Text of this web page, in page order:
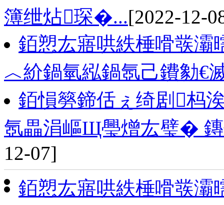
簿绁炶琛�...[2022-12-
銆愬厷寤哄紩棰嗗彂灞
︿紒鍋氫紭鍋氬己鐨勨€
銆愪簩鍗佸ぇ绮剧杩
氬畾涓嶇Щ璺熷厷璧�
12-07]
銆愬厷寤哄紩棰嗗彂灞